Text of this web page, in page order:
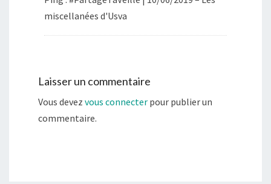
miscellanées d'Usva
Laisser un commentaire
Vous devez vous connecter pour publier un
commentaire.